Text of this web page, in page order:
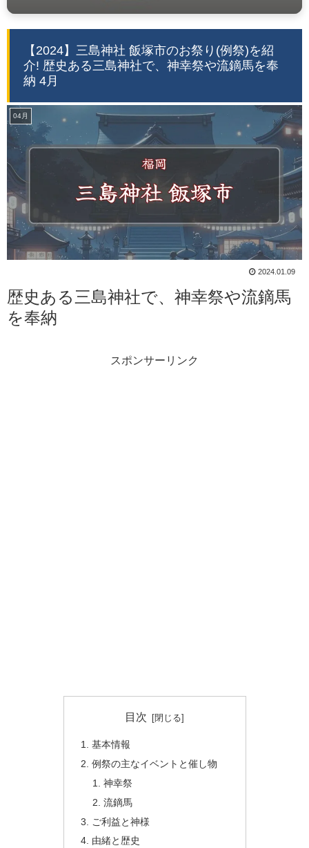
【2024】三島神社 飯塚市のお祭り(例祭)を紹
介! 歴史ある三島神社で、神幸祭や流鏑馬を奉
納 4月
04月
2024.01.09
歴史ある三島神社で、神幸祭や流鏑馬
を奉納
スポンサーリンク
目次
基本情報
例祭の主なイベントと催し物
神幸祭
流鏑馬
ご利益と神様
由緒と歴史